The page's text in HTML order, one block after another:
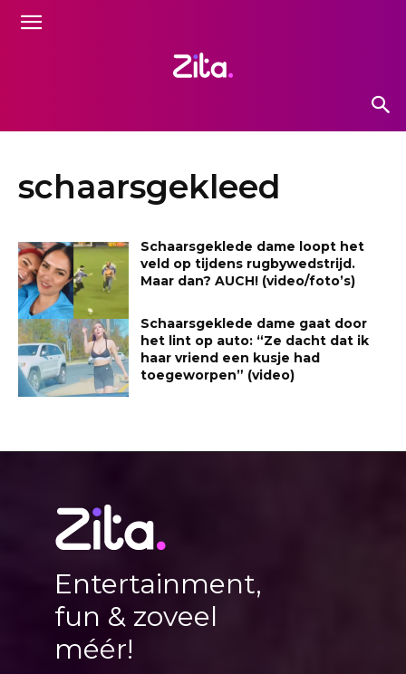
schaarsgekleed
Schaarsgeklede dame loopt het
veld op tijdens rugbywedstrijd.
Maar dan? AUCH! (video/foto’s)
Schaarsgeklede dame gaat door
het lint op auto: “Ze dacht dat ik
haar vriend een kusje had
toegeworpen” (video)
Entertainment,
fun & zoveel
méér!